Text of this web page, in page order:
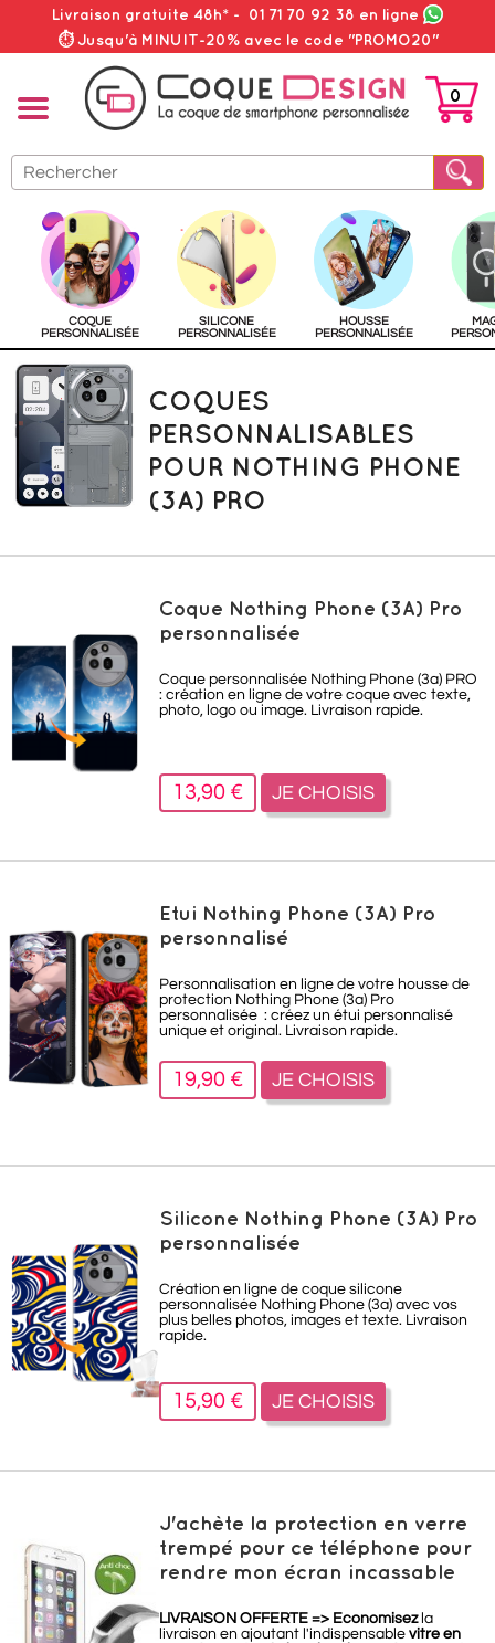
Livraison gratuite 48h* - 01 71 70 92 38 en ligne
⏱ Jusqu'à MINUIT-20% avec le code "PROMO20"
PANIER
0
COQUE
PERSONNALISÉE
SILICONE
PERSONNALISÉE
HOUSSE
PERSONNALISÉE
COQUES
PERSONNALISABLES
POUR NOTHING PHONE
(3A) PRO
Coque Nothing Phone (3A) Pro
personnalisée
Coque personnalisée Nothing Phone (3a) PRO
: création en ligne de votre coque avec texte,
photo, logo ou image. Livraison rapide.
13,90 € JE CHOISIS
Etui Nothing Phone (3A) Pro
personnalisé
Personnalisation en ligne de votre housse de
protection Nothing Phone (3a) Pro
personnalisée : créez un étui personnalisé
unique et original. Livraison rapide.
19,90 € JE CHOISIS
Silicone Nothing Phone (3A) Pro
personnalisée
Création en ligne de coque silicone
personnalisée Nothing Phone (3a) avec vos
plus belles photos, images et texte. Livraison
rapide.
15,90 € JE CHOISIS
J'achète la protection en verre
trempé pour ce téléphone pour
rendre mon écran incassable
LIVRAISON OFFERTE => Economisezla
livraison en ajoutant l'indispensable vitre en